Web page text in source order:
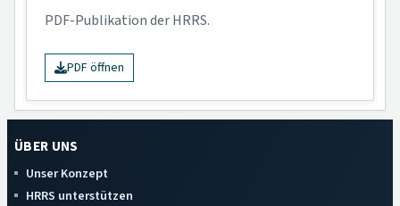
PDF-Publikation der HRRS.
PDF öffnen
ÜBER UNS
Unser Konzept
HRRS unterstützen